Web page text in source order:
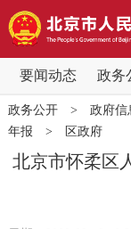
要闻动态 政务
要闻动态
党中央精神
北京要闻
政务公开> 政府信
年报 > 区政府
北京市怀柔区